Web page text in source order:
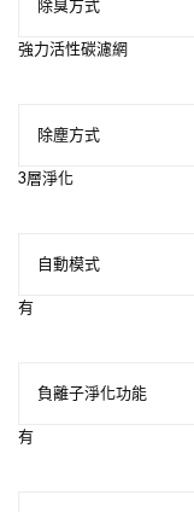
除臭方式
強力活性碳濾網
除塵方式
3層淨化
自動模式
有
負離子淨化功能
有